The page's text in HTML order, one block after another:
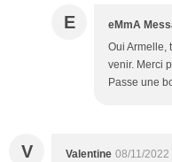
E eMmA
Oui Armelle,
venir. Merci
Passe une
V Valentine 08/11/2022